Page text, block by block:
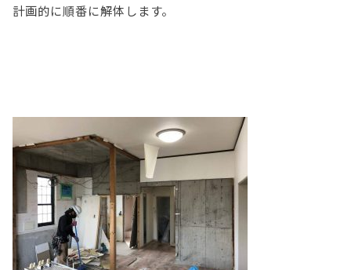
計画的に順番に解体します。